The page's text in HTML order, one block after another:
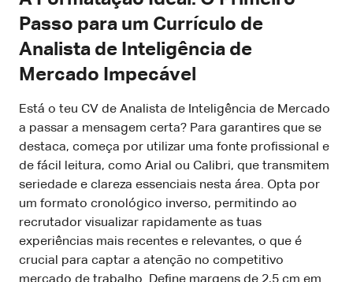
Passo para um Currículo de
Analista de Inteligência de
Mercado Impecável
Está o teu CV de Analista de Inteligência de Mercado
a passar a mensagem certa? Para garantires que se
destaca, começa por utilizar uma fonte profissional e
de fácil leitura, como Arial ou Calibri, que transmitem
seriedade e clareza essenciais nesta área. Opta por
um formato cronológico inverso, permitindo ao
recrutador visualizar rapidamente as tuas
experiências mais recentes e relevantes, o que é
crucial para captar a atenção no competitivo